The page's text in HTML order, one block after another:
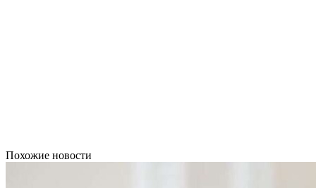
Похожие новости